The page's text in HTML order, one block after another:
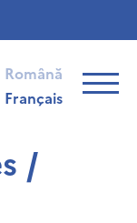
Română
Français
/